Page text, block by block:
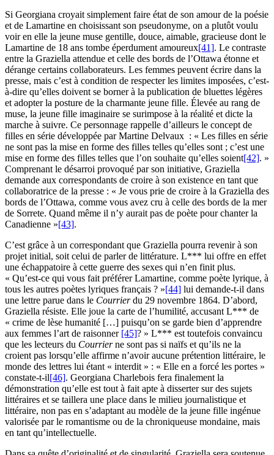
Si Georgiana croyait simplement faire état de son amour de la poésie
et de Lamartine en choisissant son pseudonyme, on a plutôt voulu
voir en elle la jeune muse gentille, douce, aimable, gracieuse dont le
Lamartine de 18 ans tombe éperdument amoureux[41]. Le contraste
entre la Graziella attendue et celle des bords de l’Ottawa étonne et
dérange certains collaborateurs. Les femmes peuvent écrire dans la
presse, mais c’est à condition de respecter les limites imposées, c’est-
à-dire qu’elles doivent se borner à la publication de bluettes légères
et adopter la posture de la charmante jeune fille. Élevée au rang de
muse, la jeune fille imaginaire se surimpose à la réalité et dicte la
marche à suivre. Ce personnage rappelle d’ailleurs le concept de
filles en série développée par Martine Delvaux : « Les filles en série
ne sont pas la mise en forme des filles telles qu’elles sont ; c’est une
mise en forme des filles telles que l’on souhaite qu’elles soient[42]. »
Comprenant le désarroi provoqué par son initiative, Graziella
demande aux correspondants de croire à son existence en tant que
collaboratrice de la presse : « Je vous prie de croire à la Graziella des
bords de l’Ottawa, comme vous avez cru à celle des bords de la mer
de Sorrete. Quand même il n’y aurait pas de poète pour chanter la
Canadienne »[43].
C’est grâce à un correspondant que Graziella pourra revenir à son
projet initial, soit celui de parler de littérature. L*** lui offre en effet
une échappatoire à cette guerre des sexes qui n’en finit plus.
« Qu’est-ce qui vous fait préférer Lamartine, comme poète lyrique, à
tous les autres poètes lyriques français ? »[44] lui demande-t-il dans
une lettre parue dans le Courrierdu 29 novembre 1864. D’abord,
Graziella résiste. Elle joue la carte de l’humilité, accusant L*** de
« crime de lèse humanité […] puisqu’on se garde bien d’apprendre
aux femmes l’art de raisonner [45]? » L*** est toutefois convaincu
que les lecteurs du Courrierne sont pas si naïfs et qu’ils ne la
croient pas lorsqu’elle affirme n’avoir aucune prétention littéraire, le
monde des lettres lui étant « interdit » : « Elle en a forcé les portes »
constate-t-il[46]. Georgiana Charlebois fera finalement la
démonstration qu’elle est tout à fait apte à disserter sur des sujets
littéraires et se taillera une place dans le milieu journalistique et
littéraire, non pas en s’adaptant au modèle de la jeune fille ingénue
valorisée par le romantisme ou de la chroniqueuse mondaine, mais
en tant qu’intellectuelle.